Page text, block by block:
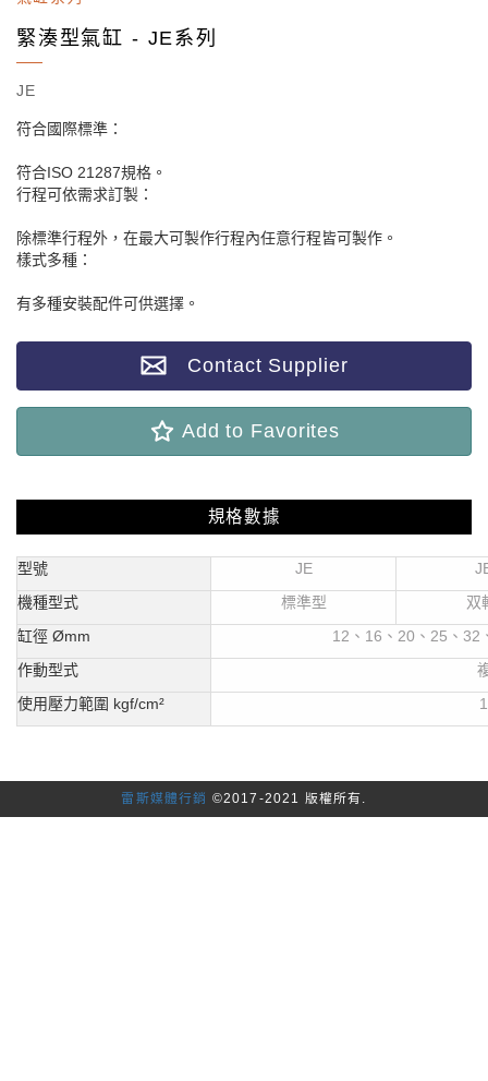
緊湊型氣缸 - JE系列
JE
符合國際標準：
符合ISO 21287規格。
行程可依需求訂製：
除標準行程外，在最大可製作行程內任意行程皆可製作。
樣式多種：
有多種安裝配件可供選擇。
Contact Supplier
Add to Favorites
規格數據
型號 JE
機種型式
標準型
双
缸徑 Ømm
12 、16、20、25、
作動型式
使用壓力範圍 kgf/cm²
雷斯媒體行銷 ©2017-2021 版權所有.